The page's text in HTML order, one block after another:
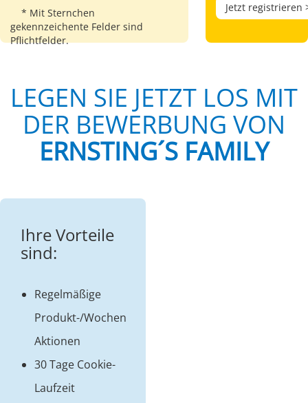
* Mit Sternchen
gekennzeichente Felder sind
Pflichtfelder.
Jetzt registrieren
LEGEN SIE JETZT LOS MIT
DER BEWERBUNG VON
ERNSTING´S FAMILY
Ihre Vorteile
sind:
Regelmäßige
Produkt-/Wochen
Aktionen
30 Tage Cookie-
Laufzeit